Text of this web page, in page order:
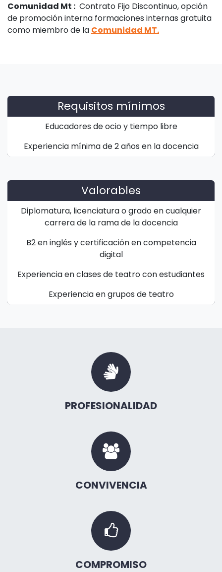
Comunidad Mt : Contrato Fijo Discontinuo, opción
de promoción interna formaciones internas gratuita
como miembro de la Comunidad MT.
Requisitos mínimos
Educadores de ocio y tiempo libre
Experiencia mínima de 2 años en la docencia
Valorables
Diplomatura, licenciatura o grado en cualquier
carrera de la rama de la docencia
B2 en inglés y certificación en competencia
digital
Experiencia en clases de teatro con estudiantes
Experiencia en grupos de teatro
PROFESIONALIDAD
CONVIVENCIA
COMPROMISO